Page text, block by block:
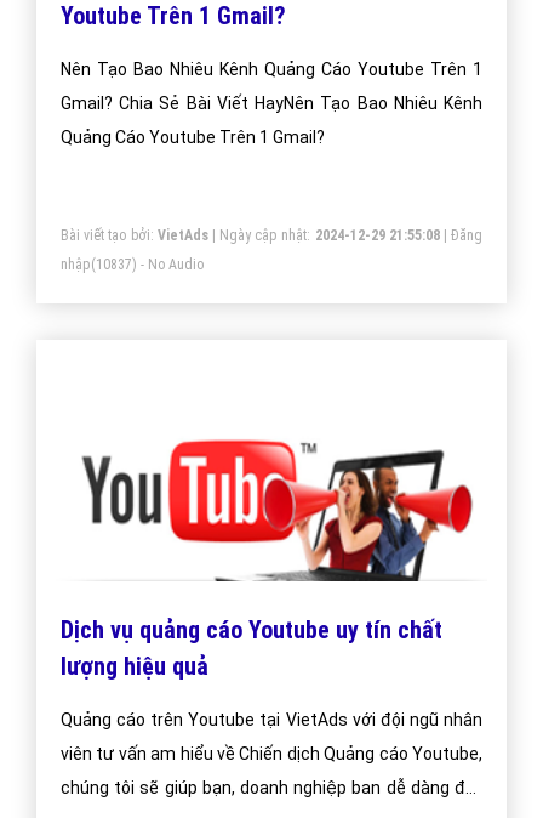
Youtube Trên 1 Gmail?
Nên Tạo Bao Nhiêu Kênh Quảng Cáo Youtube Trên 1
Gmail? Chia Sẻ Bài Viết HayNên Tạo Bao Nhiêu Kênh
Quảng Cáo Youtube Trên 1 Gmail?
Bài viết tạo bởi: VietAds| Ngày cập nhật: 2024-12-29 21:55:08|Đăng
nhập(10837) - No Audio
Dịch vụ quảng cáo Youtube uy tín chất
lượng hiệu quả
Quảng cáo trên Youtube tại VietAds với đội ngũ nhân
viên tư vấn am hiểu về Chiến dịch Quảng cáo Youtube,
chúng tôi sẽ giúp bạn, doanh nghiệp ban dễ dàng đạt